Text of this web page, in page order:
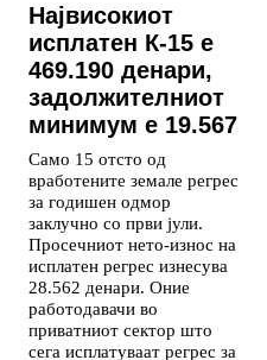
Највисокиот
исплатен К-15 е
469.190 денари,
задолжителниот
минимум е 19.567
Само 15 отсто од
вработените земале регрес
за годишен одмор
заклучно со први јули.
Просечниот нето-износ на
исплатен регрес изнесува
28.562 денари. Оние
работодавачи во
приватниот сектор што
сега исплатуваат регрес за